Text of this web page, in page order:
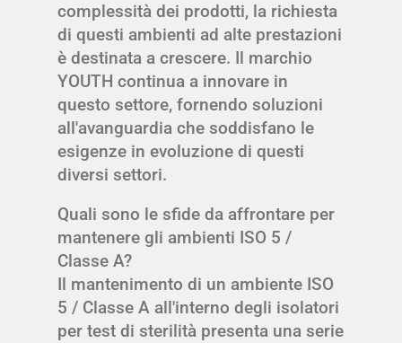
complessità dei prodotti, la richiesta
di questi ambienti ad alte prestazioni
è destinata a crescere. Il marchio
YOUTH continua a innovare in
questo settore, fornendo soluzioni
all'avanguardia che soddisfano le
esigenze in evoluzione di questi
diversi settori.
Quali sono le sfide da affrontare per
mantenere gli ambienti ISO 5 /
Classe A?
Il mantenimento di un ambiente ISO
5 / Classe A all'interno degli isolatori
per test di sterilità presenta una serie